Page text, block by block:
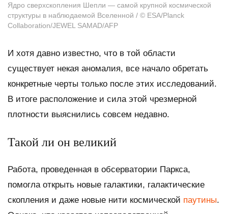
Ядро сверхскопления Шепли — самой крупной космической
структуры в наблюдаемой Вселенной / © ESA/Planck
Collaboration/JEWEL SAMAD/AFP
И хотя давно известно, что в той области
существует некая аномалия, все начало обретать
конкретные черты только после этих исследований.
В итоге расположение и сила этой чрезмерной
плотности выяснились совсем недавно.
Такой ли он великий
Работа, проведенная в обсерватории Паркса,
помогла открыть новые галактики, галактические
скопления и даже новые нити космической паутины.